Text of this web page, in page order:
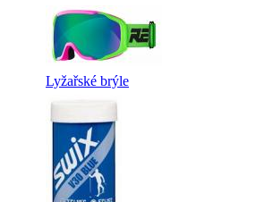
Lyžařské brýle